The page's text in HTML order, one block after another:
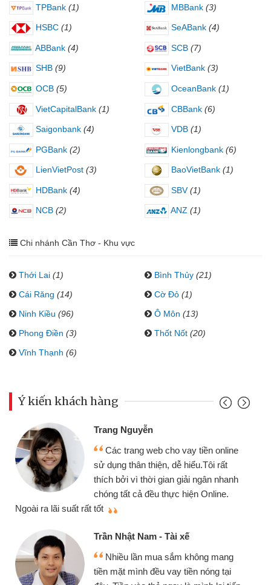
TPBank (1) MBBank (3)
HSBC (1) SeABank (4)
ABBank (4) SCB (7)
SHB (9) VietBank (3)
OCB (5) OceanBank (1)
VietCapitalBank (1) CBBank (6)
Saigonbank (4) VDB (1)
PGBank (2) Kienlongbank (6)
LienVietPost (3) BaoVietBank (1)
HDBank (4) SBV (1)
NCB (2) ANZ (1)
Chi nhánh Cần Thơ - Khu vực
Thới Lai (1) Bình Thủy (21)
Cái Răng (14) Cờ Đỏ (1)
Ninh Kiều (96) Ô Môn (13)
Phong Điền (3) Thốt Nốt (20)
Vĩnh Thạnh (6)
Ý kiến khách hàng
Trang Nguyễn
Các trang web cho vay tiền online
sử dụng thân thiện, dễ hiểu.Tôi rất
thích bởi vì thời gian giải ngân nhanh
chóng tất cả đều thực hiện Online.
Ngoài ra lãi suất rất tốt
Trần Nhật Nam - Tài xế
Nhiều lần mua sắm không mang
tiền mặt mình đều vay tiền nóng tại